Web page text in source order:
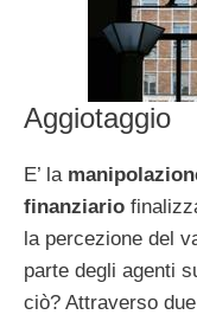
Aggiotaggio
E’ la
finanziario
la percezione del
parte degli agenti
ciò? Attraverso